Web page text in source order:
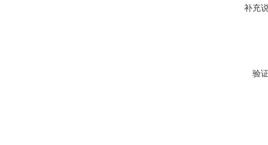
补充
验